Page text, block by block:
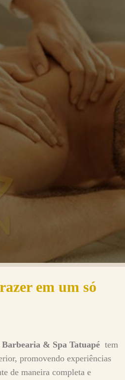
em um só
& Spa Tatuapé tem
promovendo experiências
de maneira completa e